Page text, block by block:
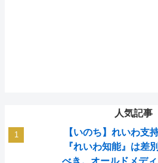
人気記事
【いのち】れいわ支
『れいわ知能』は差
べき。オールドメデ